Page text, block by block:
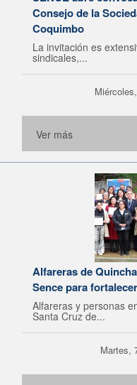
Consejo de la
Coquimbo
La invitación es
sindicales,...
Ver más
Alfareras de
Sence para
Alfareras y personas
Santa Cruz de...
Martes,